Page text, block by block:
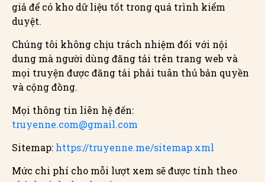
giả để có kho dữ liệu tốt trong quá trình kiểm
duyệt.
Chúng tôi không chịu trách nhiệm đối với nội
dung mà người dùng đăng tải trên trang web và
mọi truyện được đăng tải phải tuân thủ bản quyền
và cộng đồng.
Mọi thông tin liên hệ đến:
truyenne.com@gmail.com
Sitemap: https://truyenne.me/sitemap.xml
Mức chi phí cho mỗi lượt xem sẽ được tính theo